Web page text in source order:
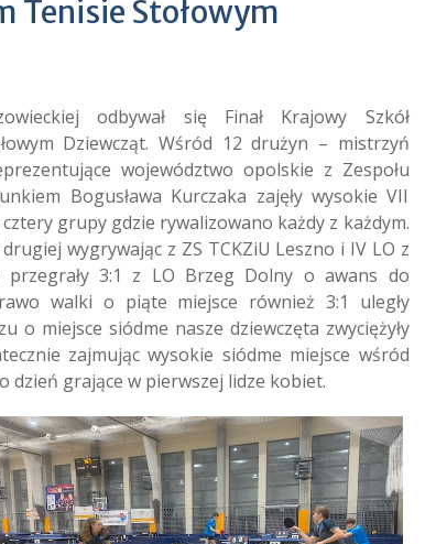
Tenisie Stołowym
odbywał się Finał Krajowy Szkół
Dziewcząt. Wśród 12 drużyn – mistrzyń
województwo opolskie z Zespołu
Bogusława Kurczaka zajęły wysokie VII
grupy gdzie rywalizowano każdy z każdym.
wygrywając z ZS TCKZiU Leszno i IV LO z
przegrały 3:1 z LO Brzeg Dolny o awans do
walki o piąte miejsce również 3:1 uległy
o miejsce siódme nasze dziewczęta zwyciężyły
zajmując wysokie siódme miejsce wśród
dzień grające w pierwszej lidze kobiet.